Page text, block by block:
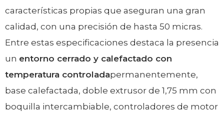
características propias que aseguran una gran
calidad, con una precisión de hasta 50 micras.
Entre estas especificaciones destaca la presencia
un entorno cerrado y calefactado con
temperatura controladapermanentemente,
base calefactada, doble extrusor de 1,75 mm con
boquilla intercambiable, controladores de motor